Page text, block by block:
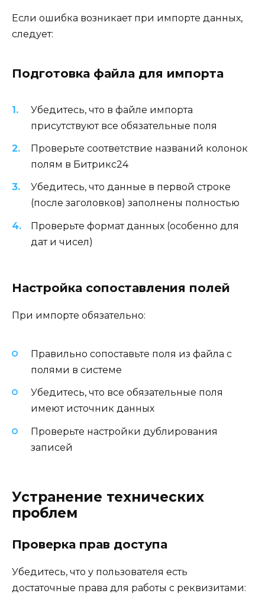
Если ошибка возникает при импорте данных,
следует:
Подготовка файла для импорта
Убедитесь, что в файле импорта
присутствуют все обязательные поля
Проверьте соответствие названий колонок
полям в Битрикс24
Убедитесь, что данные в первой строке
(после заголовков) заполнены полностью
Проверьте формат данных (особенно для
дат и чисел)
Настройка сопоставления полей
При импорте обязательно:
Правильно сопоставьте поля из файла с
полями в системе
Убедитесь, что все обязательные поля
имеют источник данных
Проверьте настройки дублирования
записей
Устранение технических
проблем
Проверка прав доступа
Убедитесь, что у пользователя есть
достаточные права для работы с реквизитами: